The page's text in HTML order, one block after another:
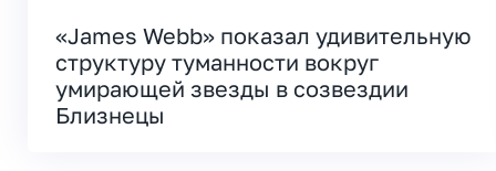
«James Webb» показал удивительную
структуру туманности вокруг
умирающей звезды в созвездии
Близнецы